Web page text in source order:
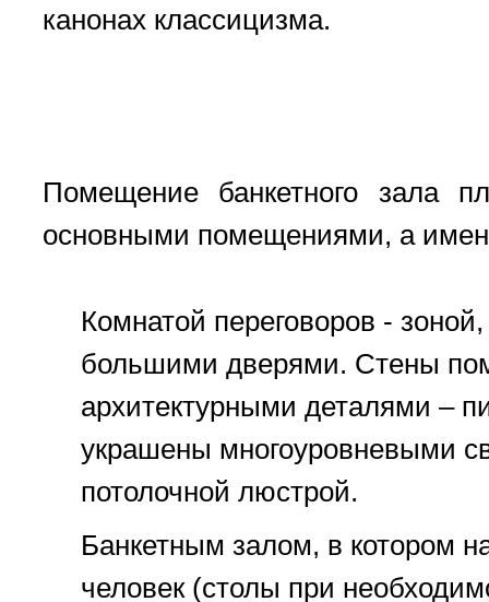
канонах классицизма.
Помещение банкетного зала
основными помещениями, а
Комнатой переговоров -
большими дверями. Стены
архитектурными деталями –
украшены многоуровневыми
потолочной люстрой.
Банкетным залом, в котором
человек (столы при